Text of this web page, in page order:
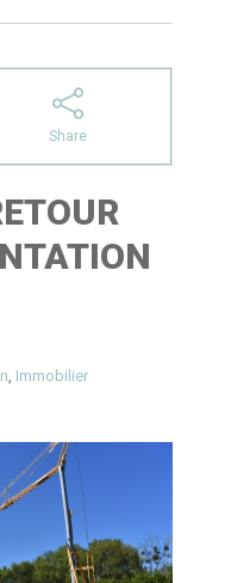
Share
Immobilier